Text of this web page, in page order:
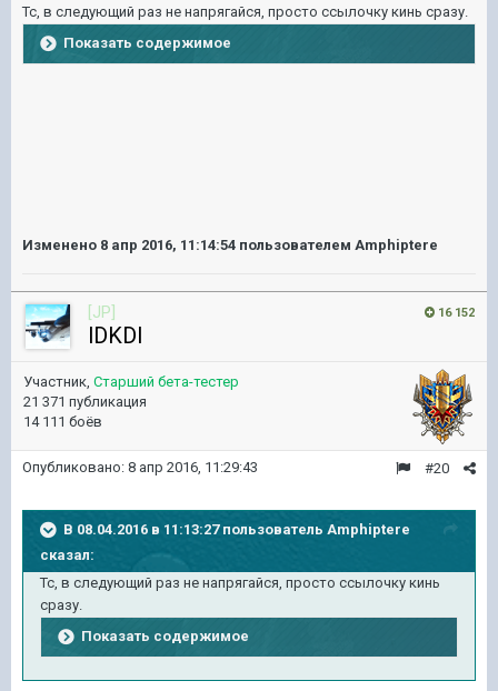
Тс, в следующий раз не напрягайся, просто ссылочку кинь сразу.
Показать содержимое
Изменено 8 апр 2016, 11:14:54 пользователем Amphiptere
16 152
[JP]
lDKDl
Участник, Старший бета-тестер
21 371 публикация
14 111 боёв
#20
Опубликовано: 8 апр 2016, 11:29:43
В 08.04.2016 в 11:13:27 пользователь Amphiptere
сказал:
Тс, в следующий раз не напрягайся, просто ссылочку кинь
сразу.
Показать содержимое